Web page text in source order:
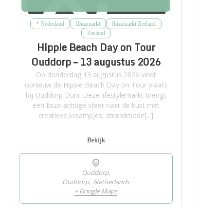
* Nederland Ibizamarkt
Ibizamarkt Zeeland
Zeeland
Hippie Beach Day on Tour
Ouddorp – 13 augustus 2026
Op donderdag 13 augustus 2026 vindt
opnieuw de Hippie Beach Day on Tour plaats
bij Ouddorp Duin. Deze lifestylemarkt brengt
een Ibiza-achtige sfeer naar de kust met
creatieve kraampjes, strandmode[...]
Bekijk
Ouddorp,
Ouddorp, Netherlands
+ Google Maps